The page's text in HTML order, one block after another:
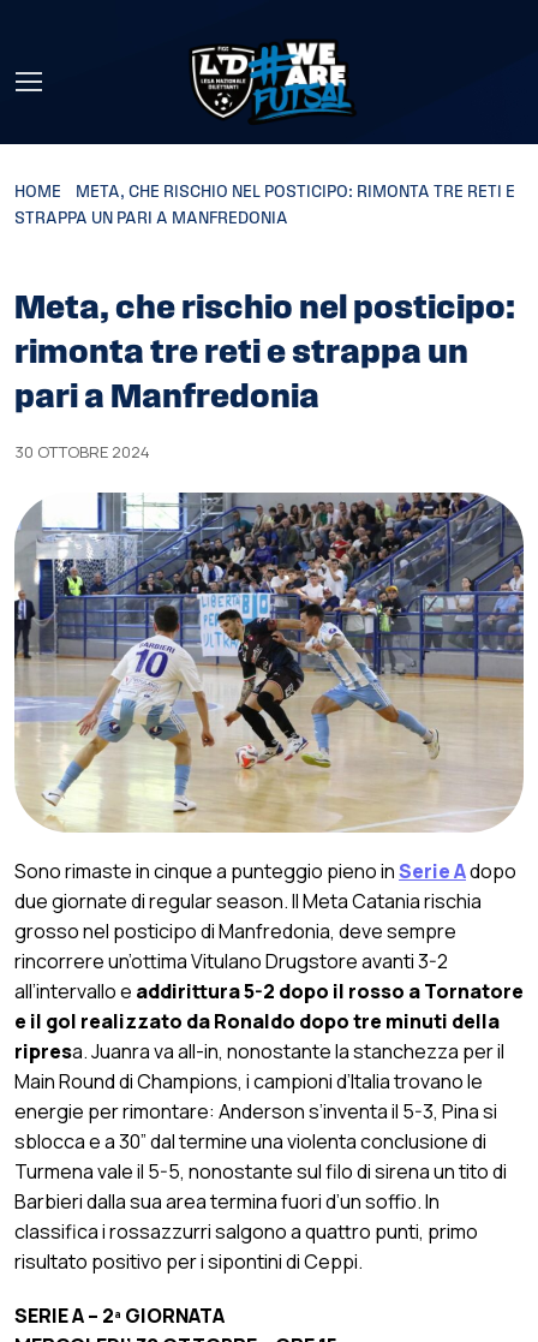
HOME
META, CHE RISCHIO NEL POSTICIPO: RIMONTA TRE RETI E
STRAPPA UN PARI A MANFREDONIA
Meta, che rischio nel posticipo:
rimonta tre reti e strappa un
pari a Manfredonia
30 OTTOBRE 2024
Sono rimaste in cinque a punteggio pieno inSerie Adopo
due giornate di regular season. Il Meta Catania rischia
grosso nel posticipo di Manfredonia, deve sempre
rincorrere un’ottima Vitulano Drugstore avanti 3-2
all’intervallo e addirittura 5-2 dopo il rosso a Tornatore
e il gol realizzato da Ronaldo dopo tre minuti della
ripresa. Juanra va all-in, nonostante la stanchezza per il
Main Round di Champions, i campioni d’Italia trovano le
energie per rimontare: Anderson s’inventa il 5-3, Pina si
sblocca e a 30” dal termine una violenta conclusione di
Turmena vale il 5-5, nonostante sul filo di sirena un tito di
Barbieri dalla sua area termina fuori d’un soffio. In
classifica i rossazzurri salgono a quattro punti, primo
risultato positivo per i sipontini di Ceppi.
SERIE A – 2ª GIORNATA